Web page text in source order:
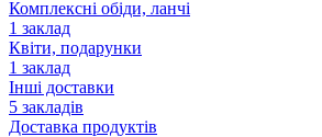
Комплексні обіди, ланчі
1 заклад
Квіти, подарунки
1 заклад
Інші доставки
5 закладів
Доставка продуктів